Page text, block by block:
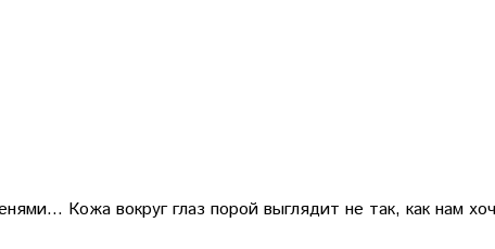
Кожа вокруг глаз порой выглядит не так, как нам